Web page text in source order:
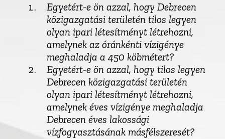
Egyetért-e ön azzal, hogy Debrecen
közigazgatási területén tilos legyen
olyan ipari létesítményt létrehozni,
amelynek az óránkénti vízigénye
meghaladja a 450 köbmétert?
Egyetért-e ön azzal, hogy tilos legyen
Debrecen közigazgatási területén
olyan ipari létesítményt létrehozni,
amelynek éves vízigénye meghaladja
Debrecen éves lakossági
vízfogyasztásának másfélszeresét?